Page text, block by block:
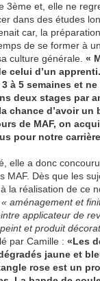
3ème et, elle ne
dans des études
car, la
de se former à
culture générale. «
celui d’un
à 5 semaines et
deux stages par
chance d’avoir un
de MAF, on
pour notre
elle a donc
MAF. Dès que les
la réalisation de ce
« aménagement et
applicateur de
et produit
par Camille : «Les
jaune et
rose est un